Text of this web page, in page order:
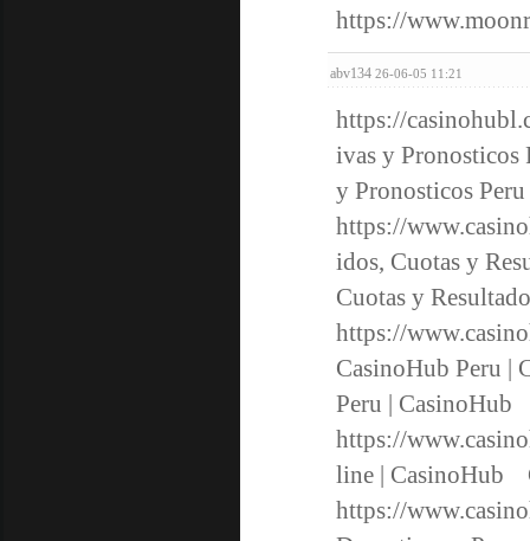
https://
abv134 26-06-05 11:21
https://
ivas y
y Pronosticos
https://
idos, Cuotas y
Cuotas y
https://
CasinoHub Peru |
Peru |
https://
line | CasinoHub
https://